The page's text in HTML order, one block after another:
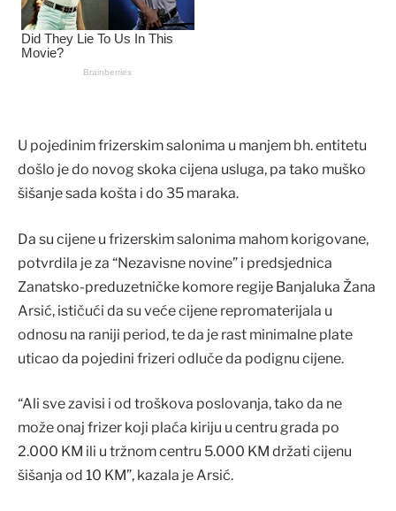
U pojedinim frizerskim salonima u manjem bh. entitetu
došlo je do novog skoka cijena usluga, pa tako muško
šišanje sada košta i do 35 maraka.
Da su cijene u frizerskim salonima mahom korigovane,
potvrdila je za “Nezavisne novine” i predsjednica
Zanatsko-preduzetničke komore regije Banjaluka Žana
Arsić, ističući da su veće cijene repromaterijala u
odnosu na raniji period, te da je rast minimalne plate
uticao da pojedini frizeri odluče da podignu cijene.
“Ali sve zavisi i od troškova poslovanja, tako da ne
može onaj frizer koji plaća kiriju u centru grada po
2.000 KM ili u tržnom centru 5.000 KM držati cijenu
šišanja od 10 KM”, kazala je Arsić.